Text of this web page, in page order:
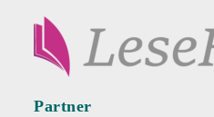
Partner